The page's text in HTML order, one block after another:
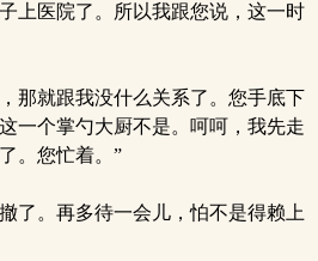
上医院了。所以我跟您说，这一时
那就跟我没什么关系了。您手底下
一个掌勺大厨不是。呵呵，我先走
。您忙着。”
了。再多待一会儿，怕不是得赖上